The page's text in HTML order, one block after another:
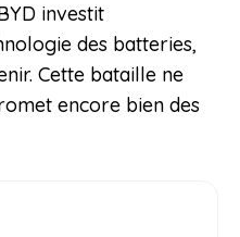
investit
des batteries,
Cette bataille ne
encore bien des